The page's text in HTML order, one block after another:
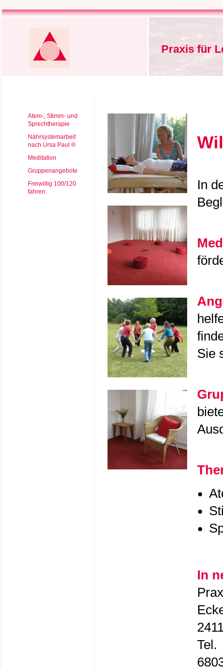
Praxis für
Atem-, Stimm- und
Sprechtherapie
Nährsystemarbeit
nach Ursa Paul ®
Meditation
Gruppenangebote
Freiwillig 100/120
fahren
In
Sie
In
Tel.